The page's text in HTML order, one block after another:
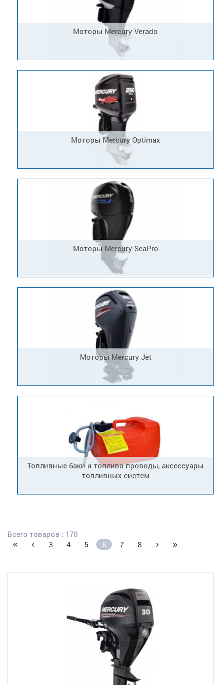
Моторы Mercury Verado
Моторы Mercury Optimax
Моторы Mercury SeaPro
Моторы Mercury Jet
Топливные баки и топливо проводы, аксессуары
топливных систем
Всего товаров : 170
3
4 5 6 7 8